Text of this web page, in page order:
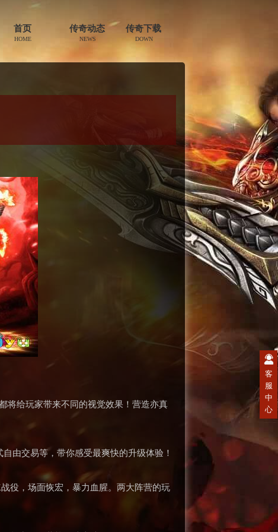
首页
HOME
传奇动态
NEWS
传奇下载
DOWN
将给玩家带来不同的视觉效果！营造亦真
由交易等，带你感受最爽快的升级体验！
役，场面恢宏，暴力血腥。两大阵营的玩
客
服
中
心